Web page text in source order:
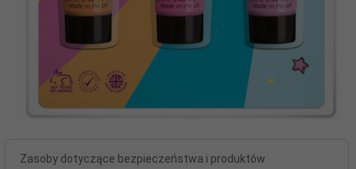
Zasoby dotyczące bezpieczeństwa i produktów